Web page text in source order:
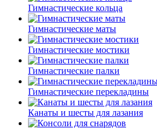
Гимнастические кольца
Гимнастические маты
Гимнастические мостики
Гимнастические палки
Гимнастические перекладины
Канаты и шесты для лазания